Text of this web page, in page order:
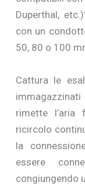
Duperthal,
con un
50, 80 o 100
Cattura le
immagazzinati
rimette l’aria
ricircolo
la
essere
congiungendo